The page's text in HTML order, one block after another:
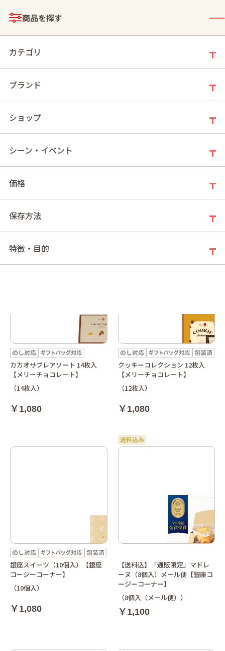
1000円台（2025ウィンターギフト）【総
合】
商品を探す
カテゴリ
ブランド
ショップ
シーン・イベント
価格
保存方法
特徴・目的
カカオサブレアソート 14枚入
【メリーチョコレート】
（14枚入）
￥1,080
クッキーコレクション 12枚入
【メリーチョコレート】
（12枚入）
￥1,080
銀座スイーツ（10個入）【銀座
コージーコーナー】
（10個入）
￥1,080
【送料込】「通販限定」マドレ
ーヌ（8個入）メール便【銀座コ
ージーコーナー】
（8個入（メール便））
￥1,100